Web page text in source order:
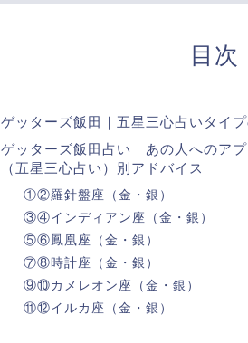
目次
ゲッターズ飯田｜五星三心占いタイ
ゲッターズ飯田占い｜あの人へのア
（五星三心占い）別アドバイス
①②羅針盤座（金・銀）
③④インディアン座（金・銀）
⑤⑥鳳凰座（金・銀）
⑦⑧時計座（金・銀）
⑨⑩カメレオン座（金・銀）
⑪⑫イルカ座（金・銀）